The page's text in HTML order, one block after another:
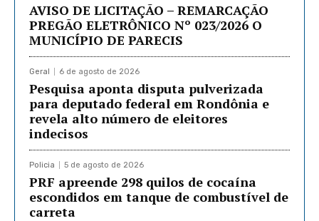
AVISO DE LICITAÇÃO – REMARCAÇÃO
PREGÃO ELETRÔNICO Nº 023/2026 O
MUNICÍPIO DE PARECIS
Geral 6 de agosto de 2026
Pesquisa aponta disputa pulverizada
para deputado federal em Rondônia e
revela alto número de eleitores
indecisos
Policia 5 de agosto de 2026
PRF apreende 298 quilos de cocaína
escondidos em tanque de combustível de
carreta